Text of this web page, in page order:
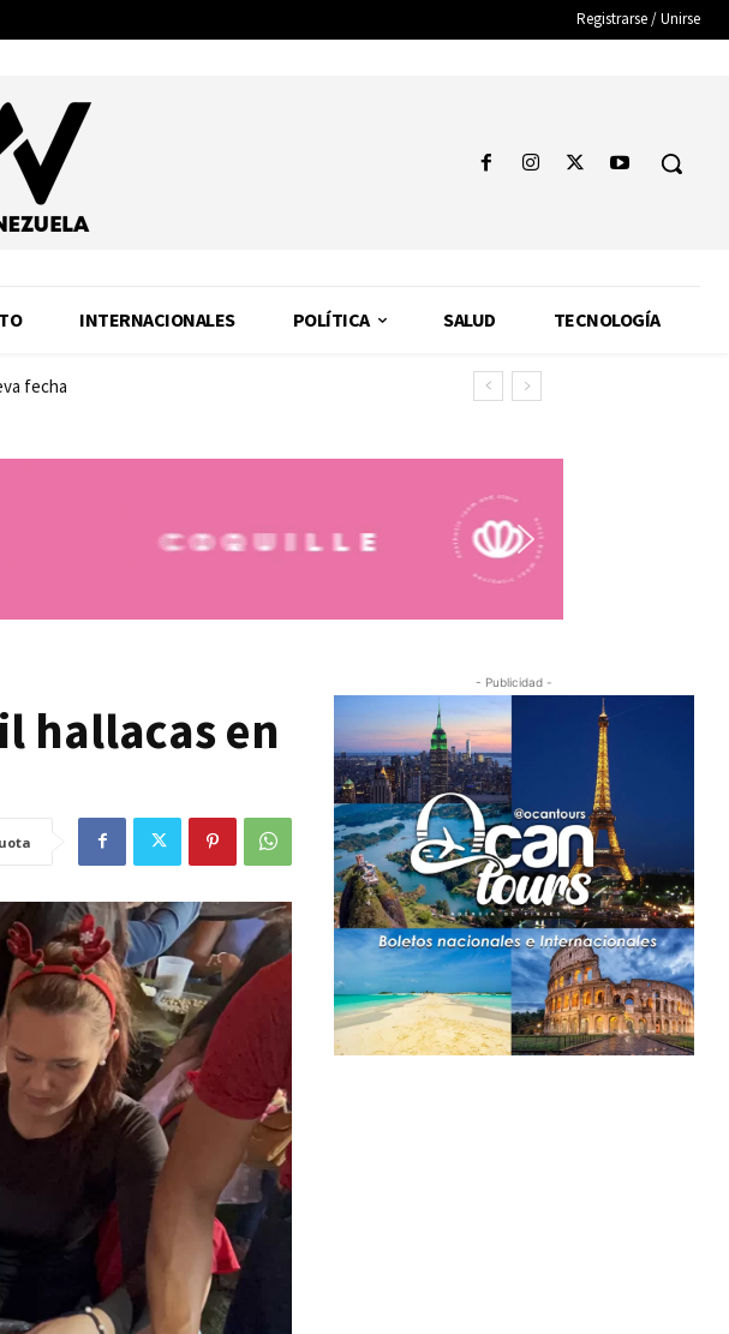
Registrarse / Unirse
INTERNACIONALES POLÍTICA SALUD TECNOLOGÍA
fecha
hallacas en
- Publicidad -